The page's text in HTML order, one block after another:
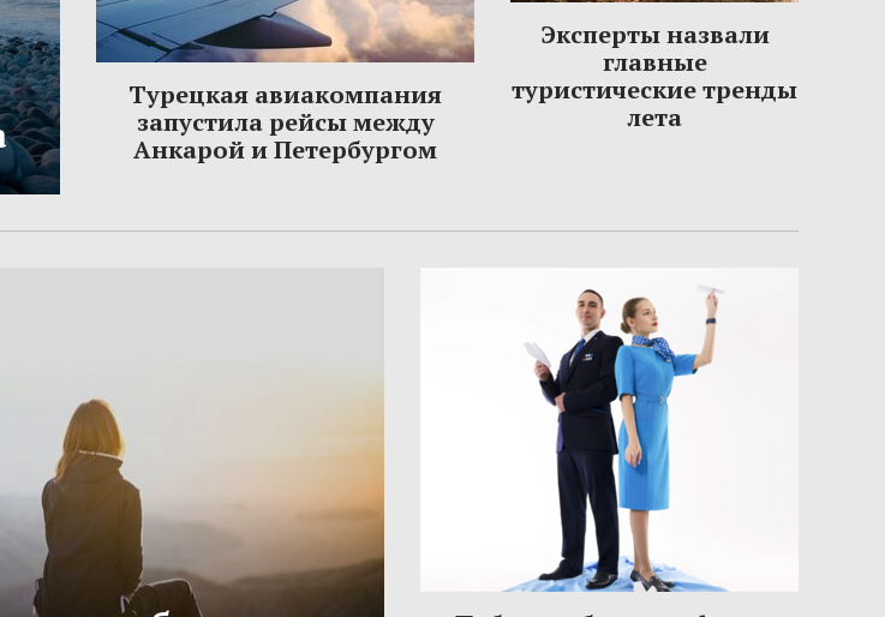
Турецкая авиакомпания
запустила рейсы между
Анкарой и Петербургом
Эксперты назвали
главные
туристические тренды
лета